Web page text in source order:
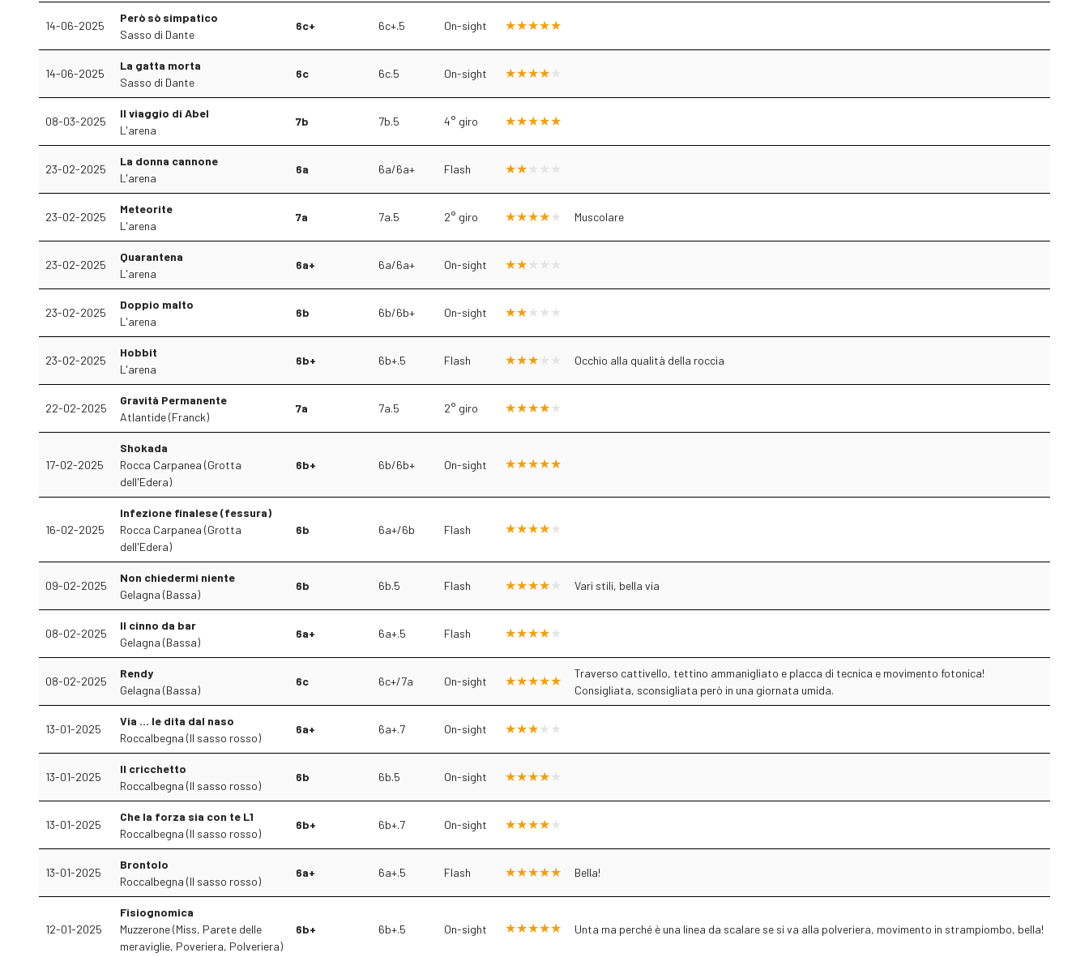
14-06-2025
Però sò simpatico
Sasso di Dante
6c+ 6c+.5 On-sight
14-06-2025
La gatta morta
Sasso di Dante
6c 6c.5 On-sight
08-03-2025
Il viaggio di Abel
L'arena
7b 7b.5 4° giro
23-02-2025
La donna cannone
L'arena
6a 6a/6a+ Flash
23-02-2025
Meteorite
L'arena
7a 7a.5 2° giro Muscolare
23-02-2025
Quarantena
L'arena
6a+ 6a/6a+ On-sight
23-02-2025
Doppio malto
L'arena
6b 6b/6b+ On-sight
23-02-2025
Hobbit
L'arena
6b+ 6b+.5 Flash Occhio alla qualità della roccia
22-02-2025
Gravità Permanente
Atlantide (Franck)
7a 7a.5 2° giro
17-02-2025
Shokada
Rocca Carpanea (Grotta
dell'Edera)
6b+ 6b/6b+ On-sight
16-02-2025
Infezione finalese (fessura)
Rocca Carpanea (Grotta
dell'Edera)
6b 6a+/6b Flash
09-02-2025
Non chiedermi niente
Gelagna (Bassa)
6b 6b.5 Flash Vari stili, bella via
08-02-2025
Il cinno da bar
Gelagna (Bassa)
6a+ 6a+.5 Flash
08-02-2025
Rendy
Gelagna (Bassa)
6c 6c+/7a On-sight
Traverso cattivello, tettino ammanigliato e placca di tecnica e movimento fotonica!
Consigliata, sconsigliata però in una giornata umida.
13-01-2025
Via … le dita dal naso
Roccalbegna (Il sasso rosso)
6a+ 6a+.7 On-sight
13-01-2025
Il cricchetto
Roccalbegna (Il sasso rosso)
6b 6b.5 On-sight
13-01-2025
Che la forza sia con te L1
Roccalbegna (Il sasso rosso)
6b+ 6b+.7 On-sight
13-01-2025
Brontolo
Roccalbegna (Il sasso rosso)
6a+ 6a+.5 Flash Bella!
12-01-2025
Fisiognomica
Muzzerone (Miss, Parete delle
meraviglie, Poveriera, Polveriera)
6b+ 6b+.5 On-sight Unta ma perché è una linea da scalare se si va alla polveriera, movimento in strampiombo, bella!